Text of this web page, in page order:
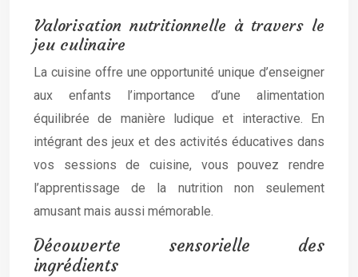
Valorisation nutritionnelle à travers le
jeu culinaire
La cuisine offre une opportunité unique d’enseigner
aux enfants l’importance d’une alimentation
équilibrée de manière ludique et interactive. En
intégrant des jeux et des activités éducatives dans
vos sessions de cuisine, vous pouvez rendre
l’apprentissage de la nutrition non seulement
amusant mais aussi mémorable.
Découverte sensorielle des
ingrédients